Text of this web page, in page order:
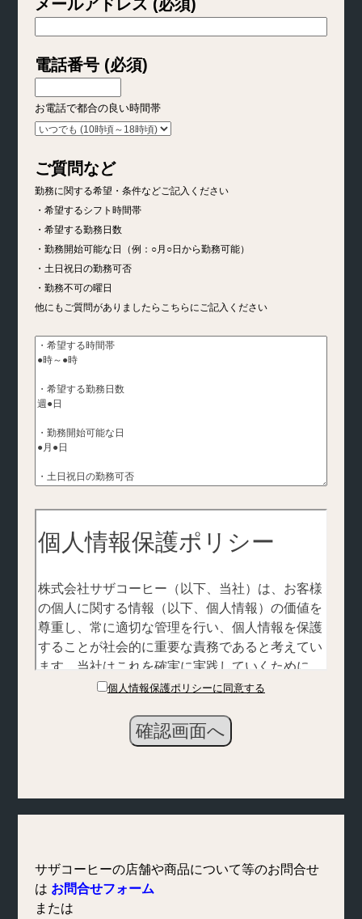
メールアドレス (必須)
電話番号 (必須)
お電話で都合の良い時間帯
ご質問など
勤務に関する希望・条件などご記入ください
・希望するシフト時間帯
・希望する勤務日数
・勤務開始可能な日（例：○月○日から勤務可能）
・土日祝日の勤務可否
・勤務不可の曜日
他にもご質問がありましたらこちらにご記入ください
個人情報保護ポリシーに同意する
サザコーヒーの店舗や商品について等のお問合せ
は お問合せフォーム
または